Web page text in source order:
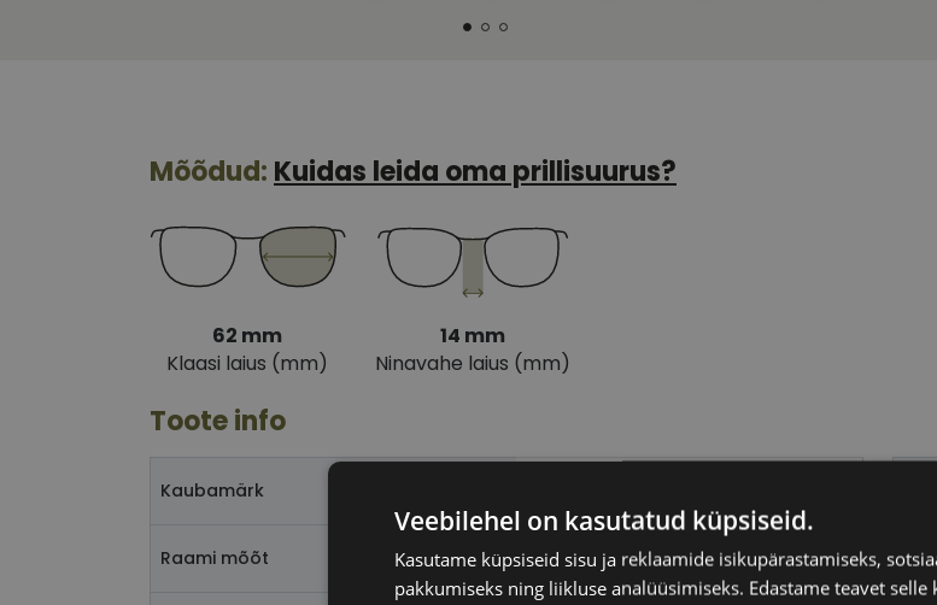
Mõõdud: Kuidas leida oma prillisuurus?
62 mm
Klaasi laius (mm)
14 mm
Ninavahe laius (mm)
Toote info
Kaubamärk
Raami mõõt 62-14
Veebilehel on kasutatud küpsiseid.
Kasutame küpsiseid sisu ja reklaamide isikupärastamiseks,
pakkumiseks ning liikluse analüüsimiseks. Edastame teavet